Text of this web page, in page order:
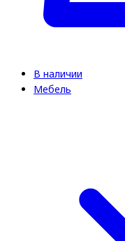
В наличии
Мебель